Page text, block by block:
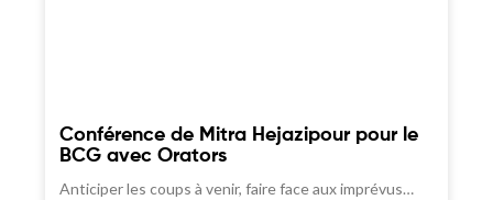
Conférence de Mitra Hejazipour pour le
BCG avec Orators
Anticiper les coups à venir, faire face aux imprévus…